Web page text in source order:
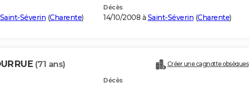
Saint-Séverin (Charente)
Décès
14/10/2008 à Saint-Séverin (Charente)
(71 ans) Créer une cagnotte obsèques
Décès